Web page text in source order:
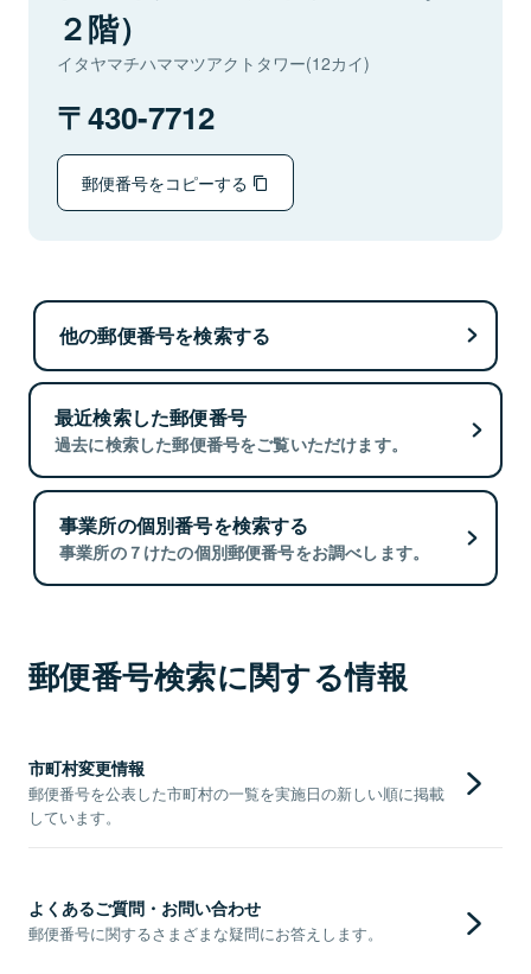
２階）
イタヤマチハママツアクトタワー(12カイ)
430-7712
郵便番号をコピーする
他の郵便番号を検索する
最近検索した郵便番号
過去に検索した郵便番号をご覧いただけます。
事業所の個別番号を検索する
事業所の７けたの個別郵便番号をお調べします。
郵便番号検索に関する情報
市町村変更情報
郵便番号を公表した市町村の一覧を実施日の新しい順に掲載
しています。
よくあるご質問・お問い合わせ
郵便番号に関するさまざまな疑問にお答えします。